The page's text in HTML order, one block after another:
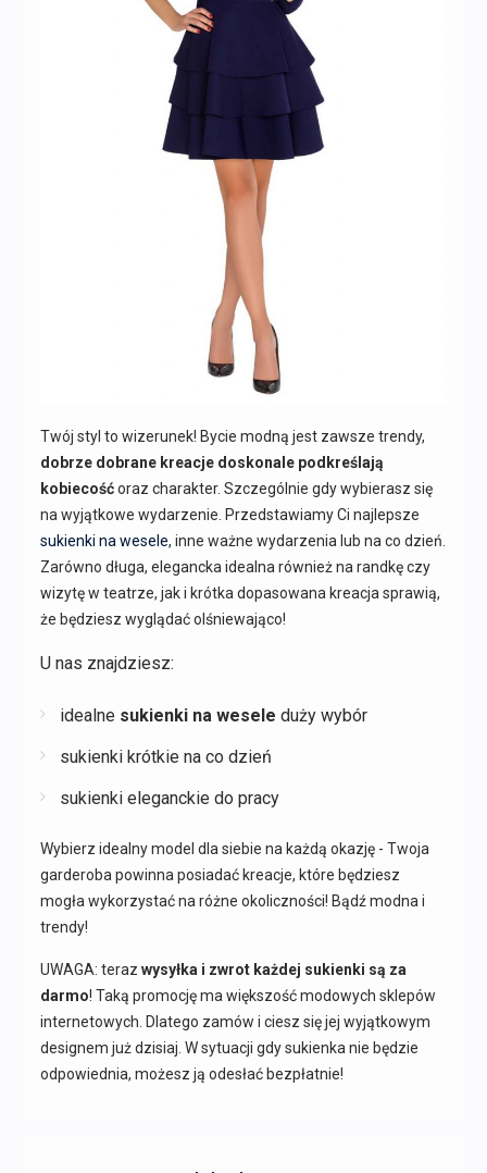
Twój styl to wizerunek! Bycie modną jest zawsze trendy,
dobrze dobrane kreacje doskonale podkreślają
kobiecośćoraz charakter. Szczególnie gdy wybierasz się
na wyjątkowe wydarzenie. Przedstawiamy Ci najlepsze
sukienki na wesele, inne ważne wydarzenia lub na co dzień.
Zarówno długa, elegancka idealna również na randkę czy
wizytę w teatrze, jak i krótka dopasowana kreacja sprawią,
że będziesz wyglądać olśniewająco!
U nas znajdziesz:
idealne sukienki na wesele duży wybór
sukienki krótkie na co dzień
sukienki eleganckie do pracy
Wybierz idealny model dla siebie na każdą okazję - Twoja
garderoba powinna posiadać kreacje, które będziesz
mogła wykorzystać na różne okoliczności! Bądź modna i
trendy!
UWAGA: teraz wysyłka i zwrot każdej sukienki są za
darmo! Taką promocję ma większość modowych sklepów
internetowych. Dlatego zamów i ciesz się jej wyjątkowym
designem już dzisiaj. W sytuacji gdy sukienka nie będzie
odpowiednia, możesz ją odesłać bezpłatnie!